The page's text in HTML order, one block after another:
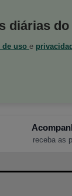
diárias
de uso e
receba as